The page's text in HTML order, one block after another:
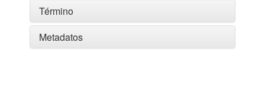
Término
Metadatos